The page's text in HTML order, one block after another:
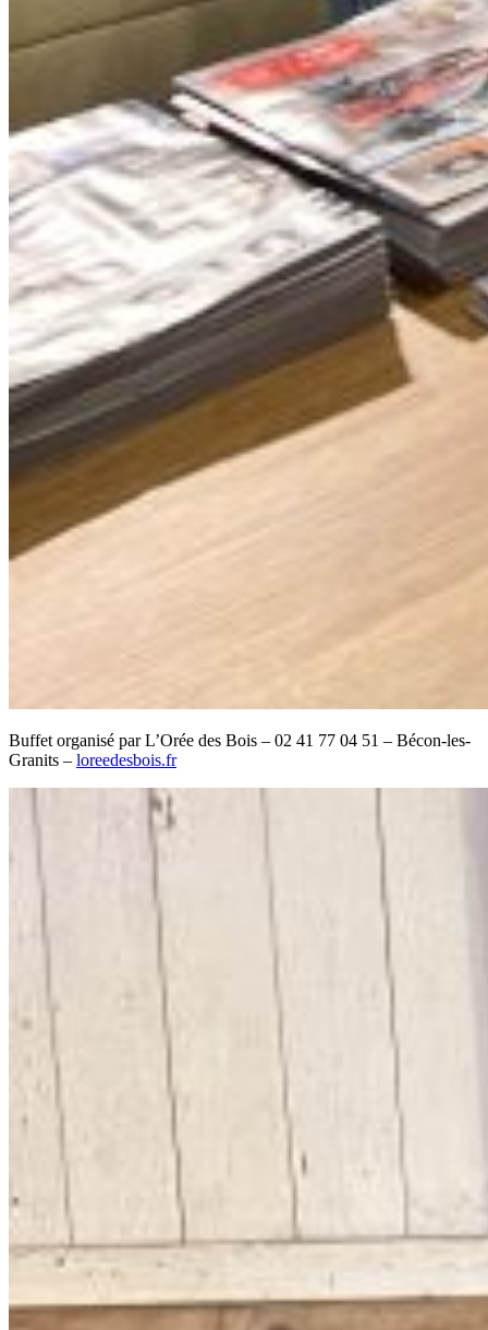
Buffet organisé par L’Orée des Bois – 02 41 77 04 51 – Bécon-les-
Granits – loreedesbois.fr